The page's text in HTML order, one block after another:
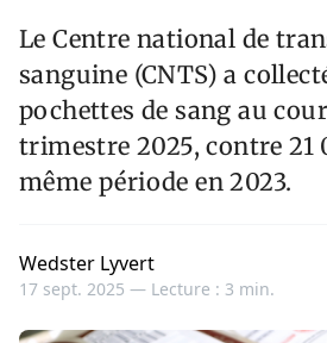
Le Centre national de
sanguine (CNTS) a
pochettes de sang au
trimestre 2025, contre 21
même période en 2023.
Wedster Lyvert
17 sept. 2025 — Lecture : 3 min.